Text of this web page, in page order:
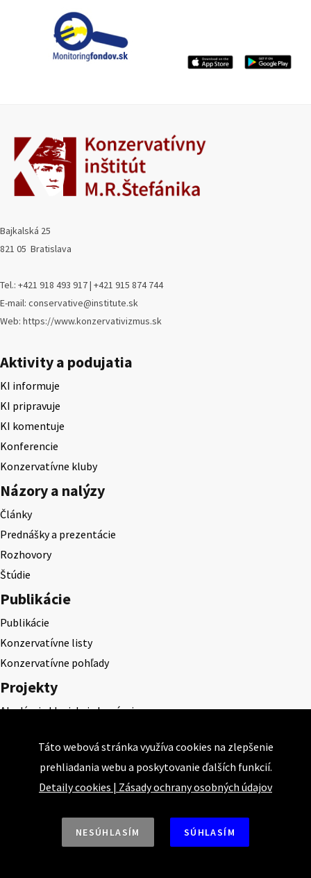
Bajkalská 25
821 05 Bratislava
Tel.: +421 918 493 917 | +421 915 874 744
E-mail: conservative@institute.sk
Web: https://www.konzervativizmus.sk
Aktivity a podujatia
KI informuje
KI pripravuje
KI komentuje
Konferencie
Konzervatívne kluby
Názory a nalýzy
Články
Prednášky a prezentácie
Rozhovory
Štúdie
Publikácie
Publikácie
Konzervatívne listy
Konzervatívne pohľady
Projekty
Akadémia klasickej ekonómie
Cena Dominika Tatarku
Cena Ernesta Valka
Deň daňového odbremenenia
Táto webová stránka využíva cookies na zlepšenie
prehliadania webu a poskytovanie ďalších funkcií.
Detaily cookies | Zásady ochrany osobných údajov
NESÚHLASÍM SÚHLASÍM